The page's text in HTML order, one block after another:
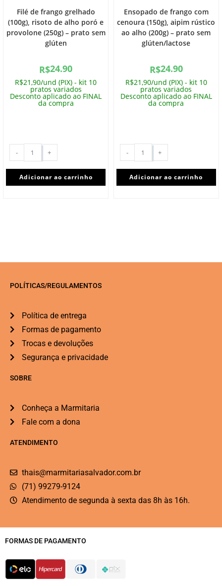
Filé de frango grelhado
(100g), risoto de alho poró e
provolone (250g) – prato sem
glúten
R$24.90
R$21,90/und (PIX) - kit 10
pratos variados
Desconto aplicado ao FINAL
da compra
- +
Adicionar ao carrinho
Ensopado de frango com
cenoura (150g), aipim rústico
ao alho (200g) – prato sem
glúten/lactose
R$24.90
R$21,90/und (PIX) - kit 10
pratos variados
Desconto aplicado ao FINAL
da compra
- +
Adicionar ao carrinho
POLÍTICAS/REGULAMENTOS
Política de entrega
Formas de pagamento
Trocas e devoluções
Segurança e privacidade
SOBRE
Conheça a Marmitaria
Fale com a dona
ATENDIMENTO
thais@marmitariasalvador.com.br
(71) 99279-9124
Atendimento de segunda à sexta das 8h às 16h.
FORMAS DE PAGAMENTO